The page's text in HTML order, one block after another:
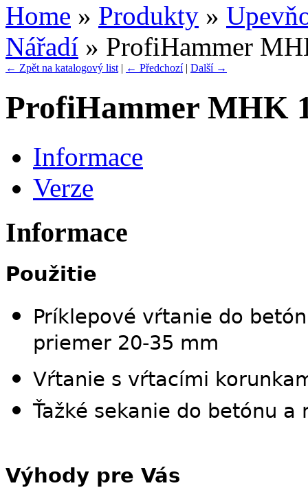
Home » Produkty »
Nářadí » ProfiHammer
← Zpět na katalogový list | ← Předchozí| Další →
ProfiHammer MHK
Informace
Verze
Informace
Použitie
Príklepové vŕtanie do
priemer 20-35 mm
Vŕtanie s vŕtacími
Ťažké sekanie do betónu a
Výhody pre Vás